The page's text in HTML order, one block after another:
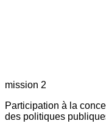
mission 2
Participation à la
des politiques